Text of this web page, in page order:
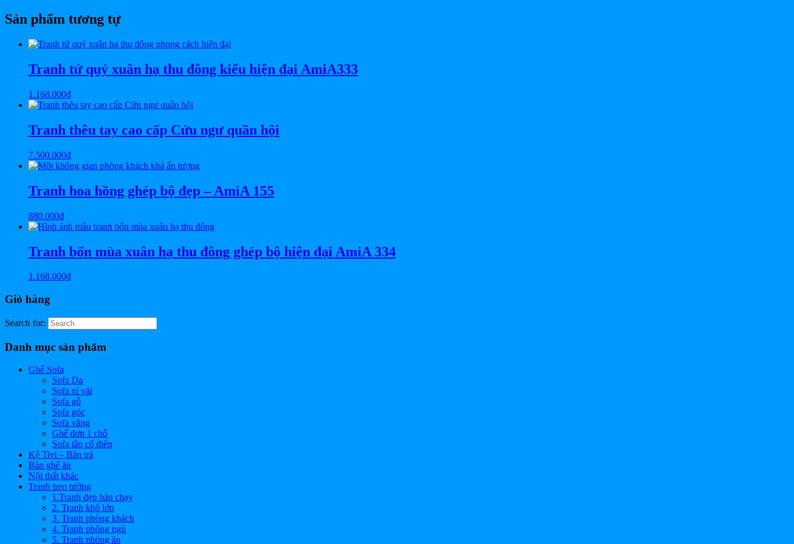
Sản phẩm tương tự
Tranh tứ quý xuân hạ thu đông kiểu hiện đại AmiA333
1.168.000₫
Tranh thêu tay cao cấp Cửu ngư quần hội
7.500.000₫
Tranh hoa hồng ghép bộ đẹp – AmiA 155
880.000₫
Tranh bốn mùa xuân hạ thu đông ghép bộ hiện đại AmiA 334
1.168.000₫
Giỏ hàng
Search for:
Danh mục sản phẩm
Ghế Sofa
Sofa Da
Sofa nỉ vải
Sofa gỗ
Sofa góc
Sofa văng
Ghế đơn 1 chỗ
Sofa tân cổ điển
Kệ Tivi – Bàn trà
Bàn ghế ăn
Nội thất khác
Tranh treo tường
1.Tranh đẹp bán chạy
2. Tranh khổ lớn
3. Tranh phòng khách
4. Tranh phòng ngủ
5. Tranh phòng ăn